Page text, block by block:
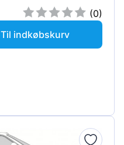
(0)
Til indkøbskurv